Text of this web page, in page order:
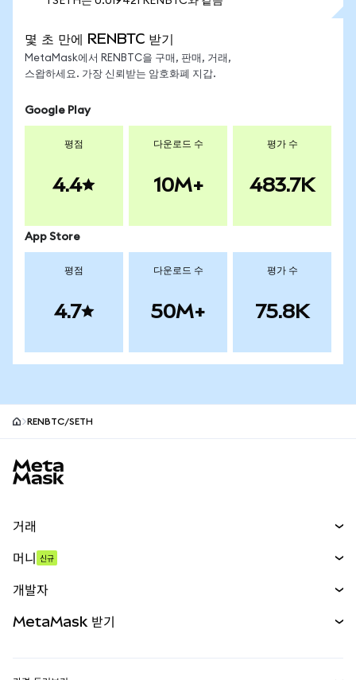
몇 초 만에 RENBTC 받기
MetaMask에서 RENBTC을 구매, 판매, 거래,
스왑하세요. 가장 신뢰받는 암호화폐 지갑.
Google Play
평점
4.4
다운로드 수
10M+
평가 수
483.7K
App Store
평점
4.7
다운로드 수
50M+
평가 수
75.8K
RENBTC/SETH
거래
무기한 선물
실물자산
머니 신규
개발자
MetaMask 받기